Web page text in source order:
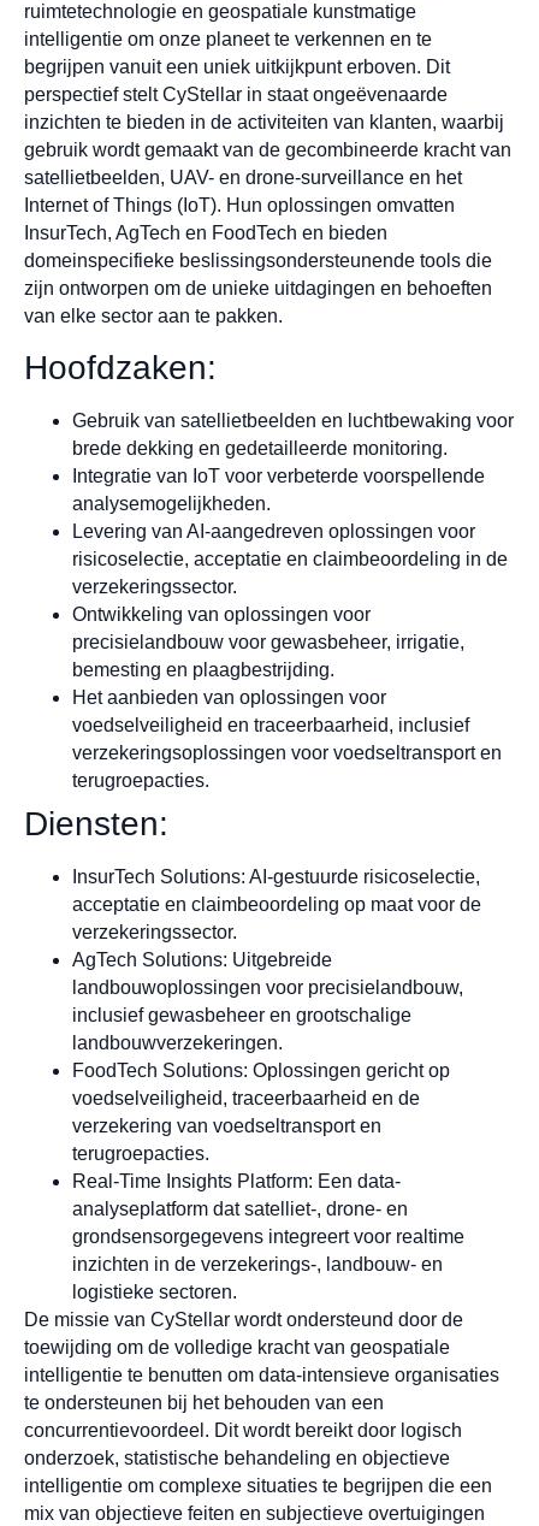
ruimtetechnologie en geospatiale kunstmatige
intelligentie om onze planeet te verkennen en te
begrijpen vanuit een uniek uitkijkpunt erboven. Dit
perspectief stelt CyStellar in staat ongeëvenaarde
inzichten te bieden in de activiteiten van klanten, waarbij
gebruik wordt gemaakt van de gecombineerde kracht van
satellietbeelden, UAV- en drone-surveillance en het
Internet of Things (IoT). Hun oplossingen omvatten
InsurTech, AgTech en FoodTech en bieden
domeinspecifieke beslissingsondersteunende tools die
zijn ontworpen om de unieke uitdagingen en behoeften
van elke sector aan te pakken.
Hoofdzaken:
Gebruik van satellietbeelden en luchtbewaking voor
brede dekking en gedetailleerde monitoring.
Integratie van IoT voor verbeterde voorspellende
analysemogelijkheden.
Levering van AI-aangedreven oplossingen voor
risicoselectie, acceptatie en claimbeoordeling in de
verzekeringssector.
Ontwikkeling van oplossingen voor
precisielandbouw voor gewasbeheer, irrigatie,
bemesting en plaagbestrijding.
Het aanbieden van oplossingen voor
voedselveiligheid en traceerbaarheid, inclusief
verzekeringsoplossingen voor voedseltransport en
terugroepacties.
Diensten:
InsurTech Solutions: AI-gestuurde risicoselectie,
acceptatie en claimbeoordeling op maat voor de
verzekeringssector.
AgTech Solutions: Uitgebreide
landbouwoplossingen voor precisielandbouw,
inclusief gewasbeheer en grootschalige
landbouwverzekeringen.
FoodTech Solutions: Oplossingen gericht op
voedselveiligheid, traceerbaarheid en de
verzekering van voedseltransport en
terugroepacties.
Real-Time Insights Platform: Een data-
analyseplatform dat satelliet-, drone- en
grondsensorgegevens integreert voor realtime
inzichten in de verzekerings-, landbouw- en
logistieke sectoren.
De missie van CyStellar wordt ondersteund door de
toewijding om de volledige kracht van geospatiale
intelligentie te benutten om data-intensieve organisaties
te ondersteunen bij het behouden van een
concurrentievoordeel. Dit wordt bereikt door logisch
onderzoek, statistische behandeling en objectieve
intelligentie om complexe situaties te begrijpen die een
mix van objectieve feiten en subjectieve overtuigingen